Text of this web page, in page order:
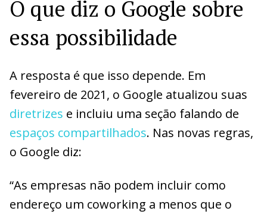
O que diz o Google sobre
essa possibilidade
A resposta é que isso depende. Em
fevereiro de 2021, o Google atualizou suas
diretrizes e incluiu uma seção falando de
espaços compartilhados. Nas novas regras,
o Google diz:
“As empresas não podem incluir como
endereço um coworking a menos que o